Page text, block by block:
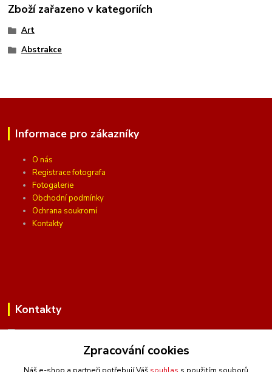
Zboží zařazeno v kategoriích
Art
Abstrakce
Informace pro zákazníky
O nás
Registrace fotografa
Fotogalerie
Obchodní podmínky
Ochrana soukromí
Kontakty
Kontakty
(Po-Pá, 10 - 16 hod.)
Zpracování cookies